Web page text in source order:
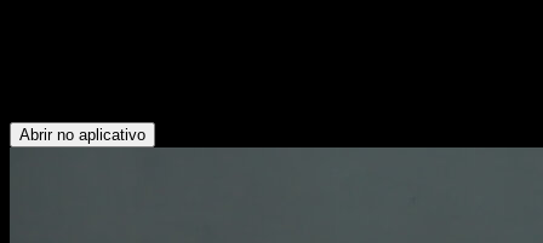
Abrir no aplicativo